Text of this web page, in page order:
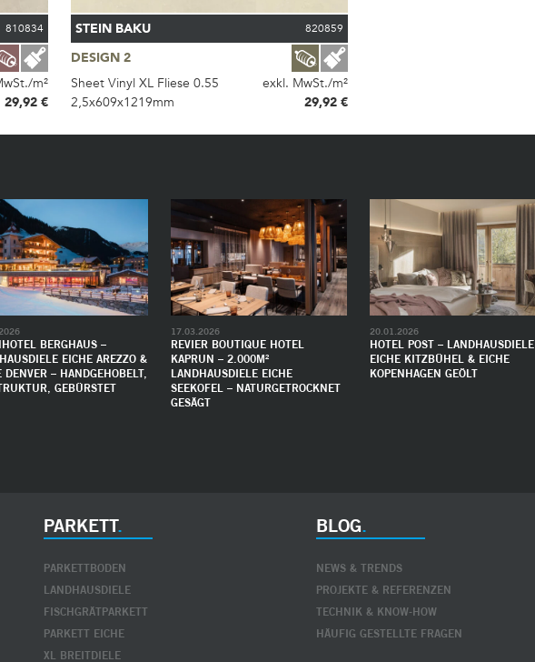
810834
m²
29,92 €
STEIN BAKU 820859
DESIGN 2
Sheet Vinyl XL Fliese 0.55
exkl. MwSt./m²
2,5x609x1219mm
29,92 €
BERGHAUS –
EICHE AREZZO &
DENVER – HANDGEHOBELT,
GEBÜRSTET
REVIER BOUTIQUE HOTEL
KAPRUN – 2.000M²
LANDHAUSDIELE EICHE
SEEKOFEL – NATURGETROCKNET
GESÄGT
17.03.2026
HOTEL POST – LANDHAUSDIELE
EICHE KITZBÜHEL & EICHE
KOPENHAGEN GEÖLT
20.01.2026
PARKETT
PARKETTBODEN
LANDHAUSDIELE
FISCHGRÄTPARKETT
PARKETT EICHE
XL BREITDIELE
BLOG
NEWS & TRENDS
PROJEKTE & REFERENZEN
TECHNIK & KNOW-HOW
HÄUFIG GESTELLTE FRAGEN